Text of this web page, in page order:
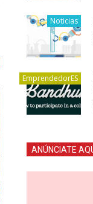
Noticias
EmprendedorES
ANÚNCIATE